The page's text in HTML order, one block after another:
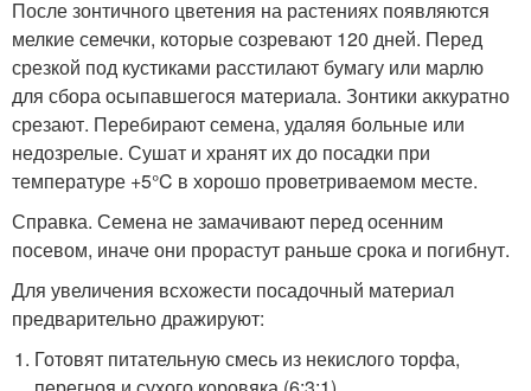
После зонтичного цветения на растениях появляются
мелкие семечки, которые созревают 120 дней. Перед
срезкой под кустиками расстилают бумагу или марлю
для сбора осыпавшегося материала. Зонтики аккуратно
срезают. Перебирают семена, удаляя больные или
недозрелые. Сушат и хранят их до посадки при
температуре +5°C в хорошо проветриваемом месте.
Справка. Семена не замачивают перед осенним
посевом, иначе они прорастут раньше срока и погибнут.
Для увеличения всхожести посадочный материал
предварительно дражируют:
Готовят питательную смесь из некислого торфа,